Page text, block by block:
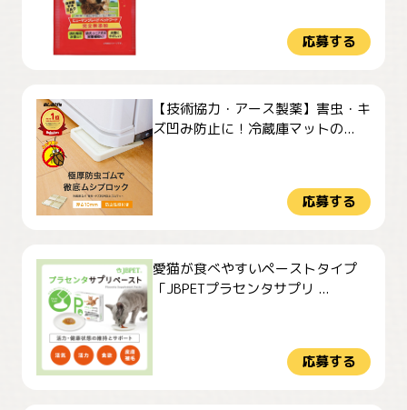
応募する
【技術協力・アース製薬】害虫・キ
ズ凹み防止に！冷蔵庫マットの...
応募する
愛猫が食べやすいペーストタイプ
「JBPETプラセンタサプリ ...
応募する